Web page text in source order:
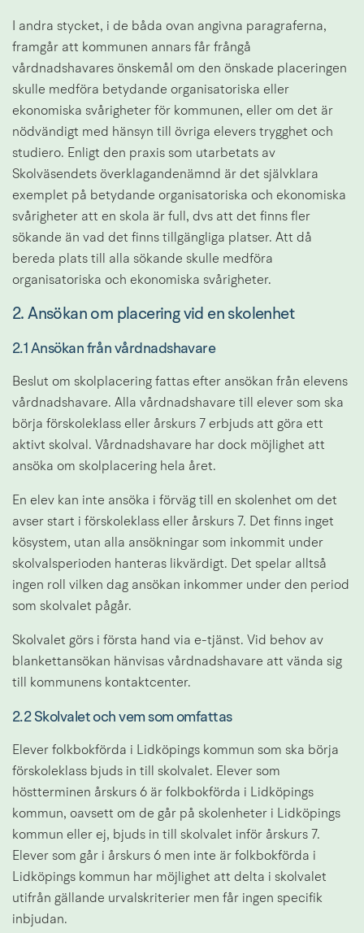
I andra stycket, i de båda ovan angivna paragraferna,
framgår att kommunen annars får frångå
vårdnadshavares önskemål om den önskade placeringen
skulle medföra betydande organisatoriska eller
ekonomiska svårigheter för kommunen, eller om det är
nödvändigt med hänsyn till övriga elevers trygghet och
studiero. Enligt den praxis som utarbetats av
Skolväsendets överklagandenämnd är det självklara
exemplet på betydande organisatoriska och ekonomiska
svårigheter att en skola är full, dvs att det finns fler
sökande än vad det finns tillgängliga platser. Att då
bereda plats till alla sökande skulle medföra
organisatoriska och ekonomiska svårigheter.
2. Ansökan om placering vid en skolenhet
2.1 Ansökan från vårdnadshavare
Beslut om skolplacering fattas efter ansökan från elevens
vårdnadshavare. Alla vårdnadshavare till elever som ska
börja förskoleklass eller årskurs 7 erbjuds att göra ett
aktivt skolval. Vårdnadshavare har dock möjlighet att
ansöka om skolplacering hela året.
En elev kan inte ansöka i förväg till en skolenhet om det
avser start i förskoleklass eller årskurs 7. Det finns inget
kösystem, utan alla ansökningar som inkommit under
skolvalsperioden hanteras likvärdigt. Det spelar alltså
ingen roll vilken dag ansökan inkommer under den period
som skolvalet pågår.
Skolvalet görs i första hand via e-tjänst. Vid behov av
blankettansökan hänvisas vårdnadshavare att vända sig
till kommunens kontaktcenter.
2.2 Skolvalet och vem som omfattas
Elever folkbokförda i Lidköpings kommun som ska börja
förskoleklass bjuds in till skolvalet. Elever som
höstterminen årskurs 6 är folkbokförda i Lidköpings
kommun, oavsett om de går på skolenheter i Lidköpings
kommun eller ej, bjuds in till skolvalet inför årskurs 7.
Elever som går i årskurs 6 men inte är folkbokförda i
Lidköpings kommun har möjlighet att delta i skolvalet
utifrån gällande urvalskriterier men får ingen specifik
inbjudan.